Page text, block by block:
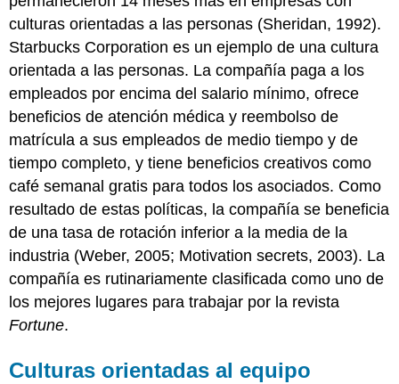
culturas orientadas a las personas (Sheridan, 1992).
Starbucks Corporation es un ejemplo de una cultura
orientada a las personas. La compañía paga a los
empleados por encima del salario mínimo, ofrece
beneficios de atención médica y reembolso de
matrícula a sus empleados de medio tiempo y de
tiempo completo, y tiene beneficios creativos como
café semanal gratis para todos los asociados. Como
resultado de estas políticas, la compañía se beneficia
de una tasa de rotación inferior a la media de la
industria (Weber, 2005; Motivation secrets, 2003). La
compañía es rutinariamente clasificada como uno de
los mejores lugares para trabajar por la revista
Fortune.
Culturas orientadas al equipo